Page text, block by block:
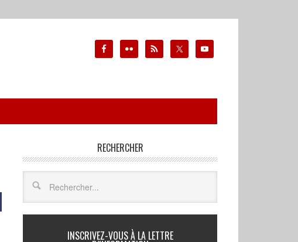
RECHERCHER
INSCRIVEZ-VOUS À LA LETTRE